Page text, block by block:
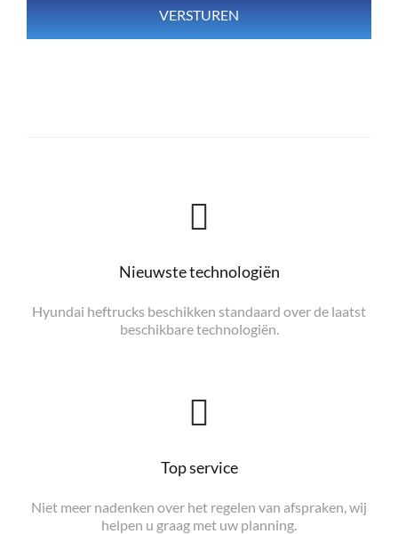
Nieuwste technologiën
Hyundai heftrucks beschikken standaard over de laatst
beschikbare technologiën.
Top service
Niet meer nadenken over het regelen van afspraken, wij
helpen u graag met uw planning.